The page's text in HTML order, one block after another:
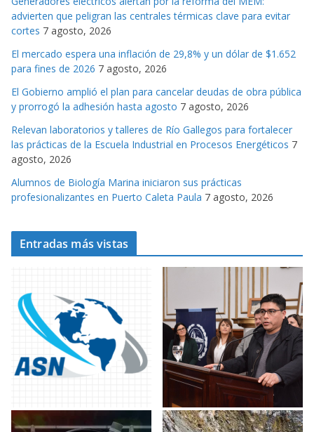
o
r
a
s
advierten que peligran las centrales térmicas clave para evitar
cortes 7 agosto, 2026
El mercado espera una inflación de 29,8% y un dólar de $1.652
para fines de 2026 7 agosto, 2026
El Gobierno amplió el plan para cancelar deudas de obra pública
y prorrogó la adhesión hasta agosto 7 agosto, 2026
Relevan laboratorios y talleres de Río Gallegos para fortalecer
las prácticas de la Escuela Industrial en Procesos Energéticos 7
agosto, 2026
Alumnos de Biología Marina iniciaron sus prácticas
profesionalizantes en Puerto Caleta Paula 7 agosto, 2026
Entradas más vistas